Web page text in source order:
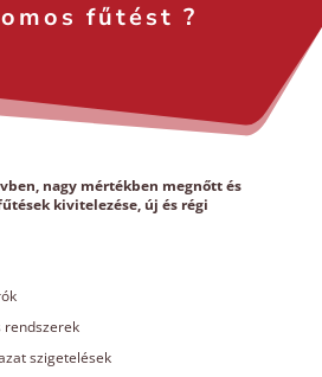
fűtést ?
nagy mértékben megnőtt és
kivitelezése, új és régi
rendszerek
szigetelések